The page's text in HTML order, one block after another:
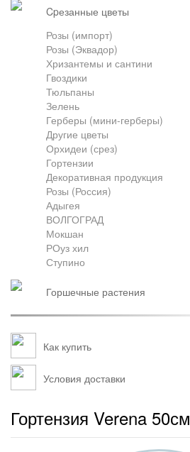
Контакты
Франшиза
cpезанные цветы
Розы (импорт)
Розы (Эквадор)
Хризантемы и сантини
Гвоздики
Тюльпаны
Зелень
Герберы (мини-герберы)
Другие цветы
Орхидеи (срез)
Гортензии
Декоративная продукция
Розы (Россия)
Адыгея
ВОЛГОГРАД
Мокшан
РОуз хил
Ступино
горшечные растения
Как купить
Условия доставки
Гортензия Verena 50см